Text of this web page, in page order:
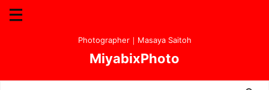
Photographer｜Masaya Saitoh
MiyabixPhoto